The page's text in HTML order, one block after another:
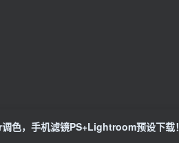
色，手机滤镜PS+Lightroom预设下载！